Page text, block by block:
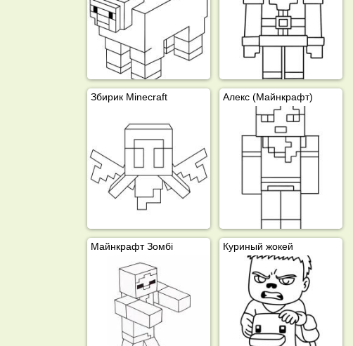
Збирик Minecraft Алекс (Майнкрафт)
Майнкрафт Зомбі Куриный жокей